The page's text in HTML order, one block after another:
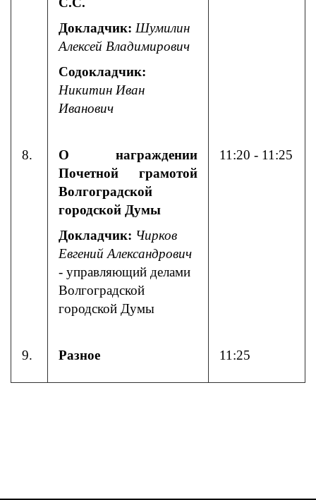
Докладчик: Шумилин
Алексей Владимирович
Содокладчик:
Никитин Иван
Иванович
8.
О награждении
Почетной грамотой
Волгоградской
городской Думы
Докладчик: Чирков
Евгений Александрович
- управляющий делами
Волгоградской
городской Думы
11:20 - 11:25
9. Разное 11:25